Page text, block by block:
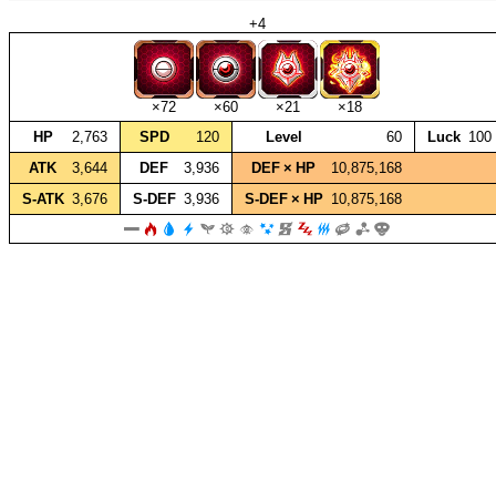
+4
×72 ×60 ×21
×18
HP
2,763 SPD 120 Level 60 Luck 100
ATK
3,644 DEF 3,936 DEF × HP
10,875,168
S‑ATK 3,676 S‑DEF 3,936 S‑DEF × HP 10,875,168